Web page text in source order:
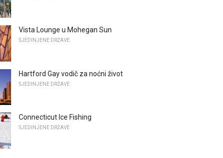
Vista Lounge u Mohegan Sun
SJEDINJENE DRŽAVE
Hartford Gay vodič za noćni život
SJEDINJENE DRŽAVE
Connecticut Ice Fishing
SJEDINJENE DRŽAVE